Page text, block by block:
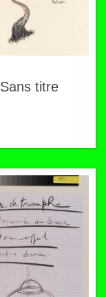
Sans titre